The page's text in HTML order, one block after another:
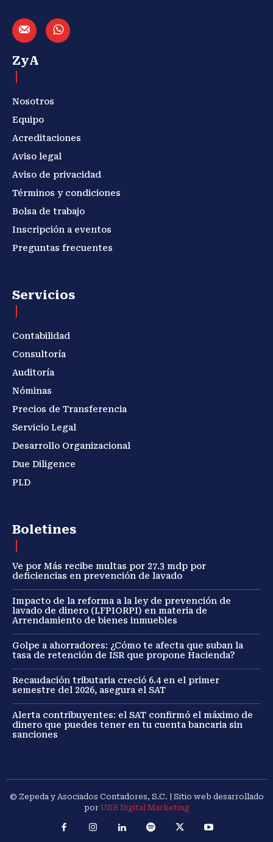
ZyA
Nosotros
Equipo
Acreditaciones
Aviso legal
Aviso de privacidad
Términos y condiciones
Bolsa de trabajo
Inscripción a eventos
Preguntas frecuentes
Servicios
Contabilidad
Consultoría
Auditoría
Nóminas
Precios de Transferencia
Servicio Legal
Desarrollo Organizacional
Due Diligence
PLD
Boletines
Ve por Más recibe multas por 27.3 mdp por
deficiencias en prevención de lavado
Impacto de la reforma a la ley de prevención de
lavado de dinero (LFPIORPI) en materia de
Arrendamiento de bienes inmuebles
Golpe a ahorradores: ¿Cómo te afecta que suban la
tasa de retención de ISR que propone Hacienda?
Recaudación tributaria creció 6.4 en el primer
semestre del 2026, asegura el SAT
Alerta contribuyentes: el SAT confirmó el máximo de
dinero que puedes tener en tu cuenta bancaria sin
sanciones
© Zepeda y Asociados Contadores, S.C. | Sitio web desarrollado
por USB Digital Marketing